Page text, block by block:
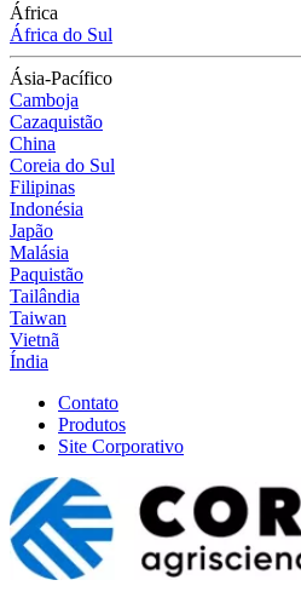
África
África do Sul
Ásia-Pacífico
Camboja
Cazaquistão
China
Coreia do Sul
Filipinas
Indonésia
Japão
Malásia
Paquistão
Tailândia
Taiwan
Vietnã
Índia
Contato
Produtos
Site Corporativo